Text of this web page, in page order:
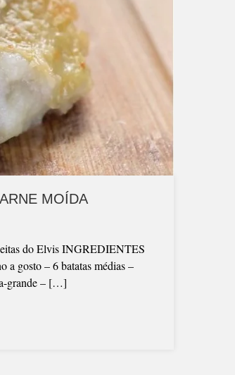
MOÍDA
do Elvis INGREDIENTES
a gosto – 6 batatas médias –
grande – […]